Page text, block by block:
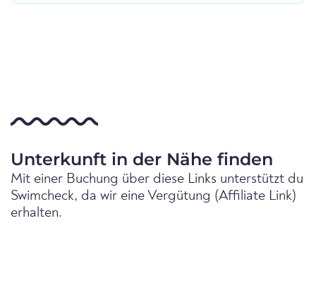
Unterkunft in der Nähe finden
Mit einer Buchung über diese Links unterstützt du
Swimcheck, da wir eine Vergütung (Affiliate Link)
erhalten.